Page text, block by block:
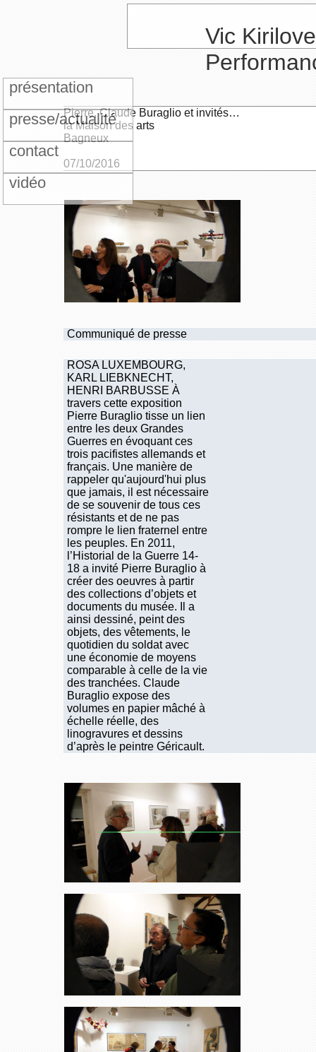
présentation
presse/actualité
contact
vidéo
Vic
Pierre, Claude Buraglio et invités…
la Maison des arts
Bagneux
07/10/2016
Communiqué de presse
ROSA LUXEMBOURG,
KARL LIEBKNECHT,
HENRI BARBUSSE À
travers cette exposition
Pierre Buraglio tisse un lien
entre les deux Grandes
Guerres en évoquant ces
trois pacifistes allemands et
français. Une manière de
rappeler qu'aujourd'hui plus
que jamais, il est nécessaire
de se souvenir de tous ces
résistants et de ne pas
rompre le lien fraternel entre
les peuples. En 2011,
l’Historial de la Guerre 14-
18 a invité Pierre Buraglio à
créer des oeuvres à partir
des collections d’objets et
documents du musée. Il a
ainsi dessiné, peint des
objets, des vêtements, le
quotidien du soldat avec
une économie de moyens
comparable à celle de la vie
des tranchées. Claude
Buraglio expose des
volumes en papier mâché à
échelle réelle, des
linogravures et dessins
d’après le peintre Géricault.